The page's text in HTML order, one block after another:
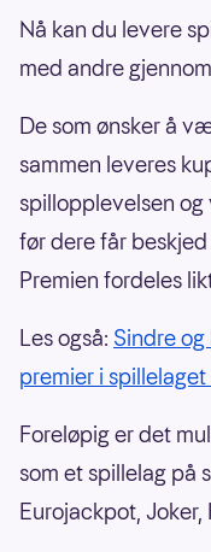
Nå kan du levere
med andre
De som ønsker å
sammen leveres
spillopplevelsen
før dere får
Premien fordeles
Les også: Sindre
premier i
Foreløpig er det
som et spillelag på
Eurojackpot,